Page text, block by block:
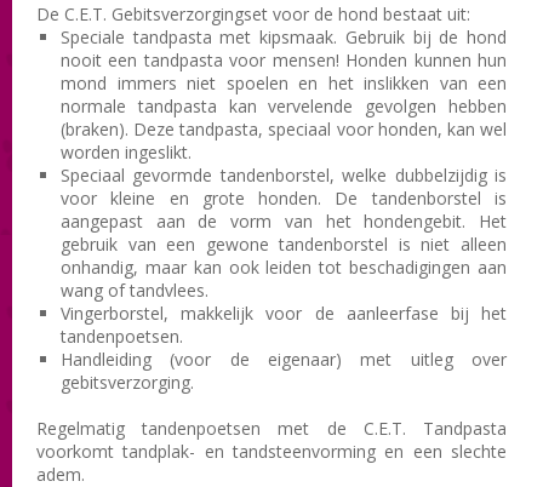
De C.E.T. Gebitsverzorgingset voor de hond bestaat uit:
Speciale tandpasta met kipsmaak. Gebruik bij de hond
nooit een tandpasta voor mensen! Honden kunnen hun
mond immers niet spoelen en het inslikken van een
normale tandpasta kan vervelende gevolgen hebben
(braken). Deze tandpasta, speciaal voor honden, kan wel
worden ingeslikt.
Speciaal gevormde tandenborstel, welke dubbelzijdig is
voor kleine en grote honden. De tandenborstel is
aangepast aan de vorm van het hondengebit. Het
gebruik van een gewone tandenborstel is niet alleen
onhandig, maar kan ook leiden tot beschadigingen aan
wang of tandvlees.
Vingerborstel, makkelijk voor de aanleerfase bij het
tandenpoetsen.
Handleiding (voor de eigenaar) met uitleg over
gebitsverzorging.
Regelmatig tandenpoetsen met de C.E.T. Tandpasta
voorkomt tandplak- en tandsteenvorming en een slechte
adem.